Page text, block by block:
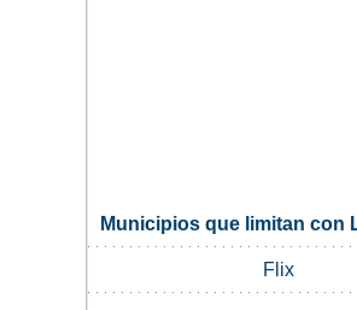
Municipios que limitan con
Flix